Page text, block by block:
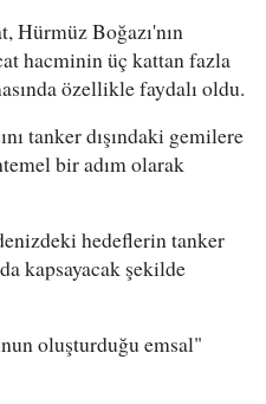
Hürmüz Boğazı'nın
hacminin üç kattan fazla
özellikle faydalı oldu.
tanker dışındaki gemilere
bir adım olarak
hedeflerin tanker
kapsayacak şekilde
oluşturduğu emsal"